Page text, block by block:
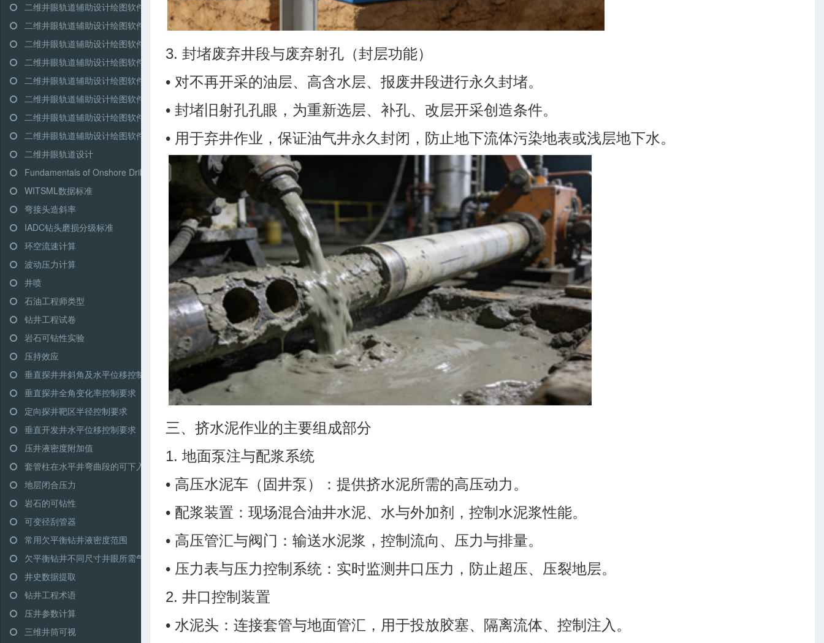
二维井眼轨道辅助设计绘图软件-高级模式-三段式
二维井眼轨道辅助设计绘图软件-高级模式-多靶三段式
二维井眼轨道辅助设计绘图软件-高级模式-五段式
二维井眼轨道辅助设计绘图软件-高级模式-双增式
二维井眼轨道辅助设计绘图软件-简单模式-三段式
二维井眼轨道辅助设计绘图软件-简单模式-多靶三段式
二维井眼轨道辅助设计绘图软件-简单模式-五段式
二维井眼轨道辅助设计绘图软件-简单模式-双增式
二维井眼轨道设计
Fundamentals of Onshore Driling (Martin Klempa)
WITSML数据标准
弯接头造斜率
IADC钻头磨损分级标准
环空流速计算
波动压力计算
井喷
石油工程师类型
钻井工程试卷
岩石可钻性实验
压持效应
垂直探井井斜角及水平位移控制范围
垂直探井全角变化率控制要求
定向探井靶区半径控制要求
垂直开发井水平位移控制要求
压井液密度附加值
套管柱在水平井弯曲段的可下入性
地层闭合压力
岩石的可钻性
可变径刮管器
常用欠平衡钻井液密度范围
欠平衡钻井不同尺寸井眼所需气量推荐
井史数据提取
钻井工程术语
压井参数计算
三维井筒可视
3. 封堵废弃井段与废弃射孔（封层功能）
• 对不再开采的油层、高含水层、报废井段进行永久封堵。
• 封堵旧射孔孔眼，为重新选层、补孔、改层开采创造条件。
• 用于弃井作业，保证油气井永久封闭，防止地下流体污染地表或浅层地下水。
三、挤水泥作业的主要组成部分
1. 地面泵注与配浆系统
• 高压水泥车（固井泵）：提供挤水泥所需的高压动力。
• 配浆装置：现场混合油井水泥、水与外加剂，控制水泥浆性能。
• 高压管汇与阀门：输送水泥浆，控制流向、压力与排量。
• 压力表与压力控制系统：实时监测井口压力，防止超压、压裂地层。
2. 井口控制装置
• 水泥头：连接套管与地面管汇，用于投放胶塞、隔离流体、控制注入。